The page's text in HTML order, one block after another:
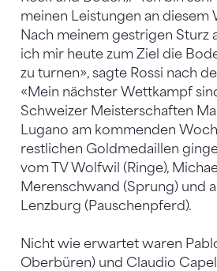
meinen Leistungen an diesem
Nach meinem gestrigen Sturz
ich mir heute zum Ziel die
zu turnen», sagte Rossi nach
«Mein nächster Wettkampf
Schweizer Meisterschaften
Lugano am kommenden
restlichen Goldmedaillen
vom TV Wolfwil (Ringe),
Merenschwand (Sprung) und
Lenzburg (Pauschenpferd).
Nicht wie erwartet waren
Oberbüren) und Claudio